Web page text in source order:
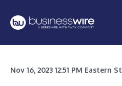
Nov 16, 2023 12:51 PM Eastern